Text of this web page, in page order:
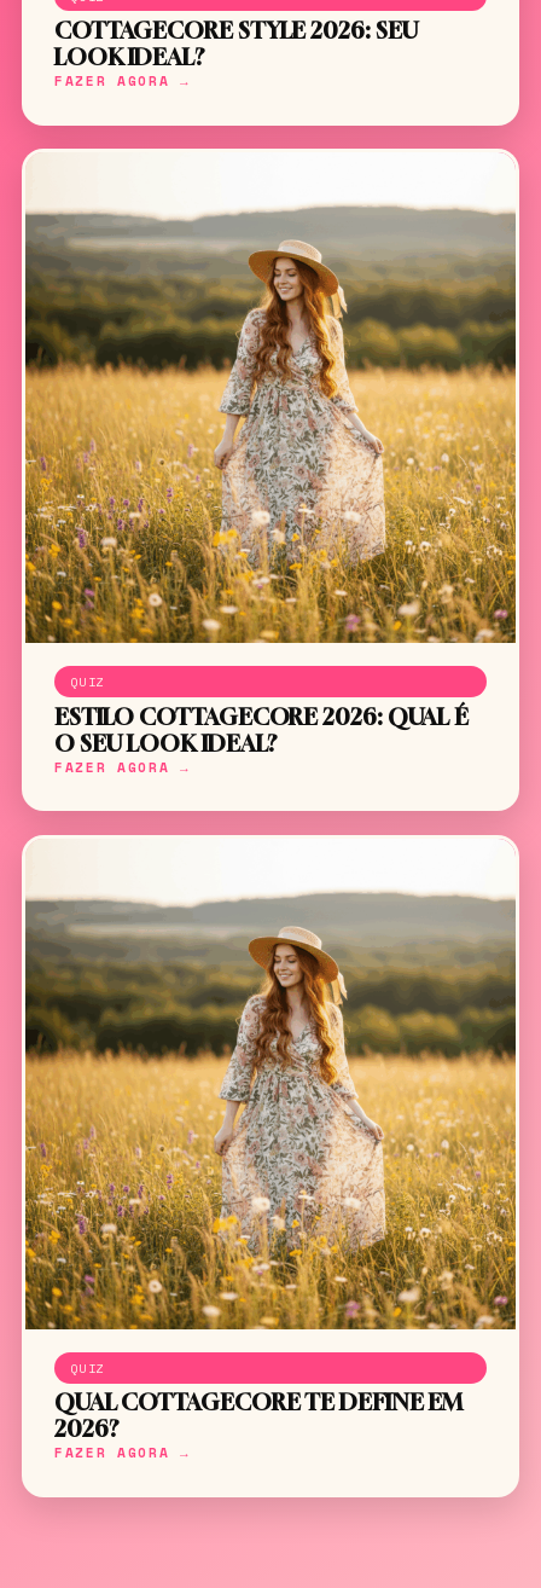
COTTAGECORE STYLE 2026: SEU
LOOK IDEAL?
FAZER AGORA →
QUIZ
ESTILO COTTAGECORE 2026: QUAL É
O SEU LOOK IDEAL?
FAZER AGORA →
QUIZ
QUAL COTTAGECORE TE DEFINE EM
2026?
FAZER AGORA →